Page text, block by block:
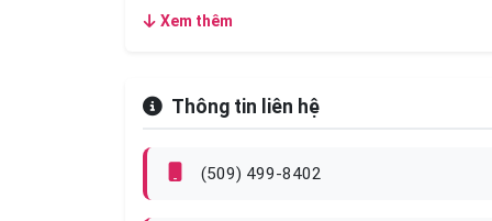
Ưu tiên thợ có trách nhiệm, chăm chỉ. Nhận
Xem thêm
Thông tin liên hệ
(509) 499-8402